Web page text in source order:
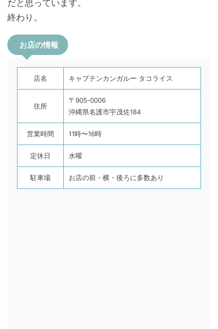
だと思っています。
終わり。
お店の情報
店名 キャプテンカンガルー タコライス
住所
〒905-0006
沖縄県名護市宇茂佐184
営業時間 11時〜16時
定休日 水曜
駐車場 お店の前・横・後ろに多数あり